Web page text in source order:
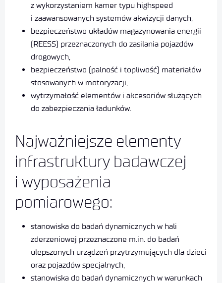
z wykorzystaniem kamer typu highspeed
i zaawansowanych systemów akwizycji danych,
bezpieczeństwo układów magazynowania energii
(REESS) przeznaczonych do zasilania pojazdów
drogowych,
bezpieczeństwo (palność i topliwość) materiałów
stosowanych w motoryzacji,
wytrzymałość elementów i akcesoriów służących
do zabezpieczania ładunków.
Najważniejsze elementy
infrastruktury badawczej
i wyposażenia
pomiarowego:
stanowiska do badań dynamicznych w hali
zderzeniowej przeznaczone m.in. do badań
ulepszonych urządzeń przytrzymujących dla dzieci
oraz pojazdów specjalnych,
stanowiska do badań dynamicznych w warunkach